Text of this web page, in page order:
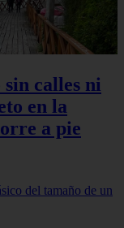
calles ni
en la
a pie